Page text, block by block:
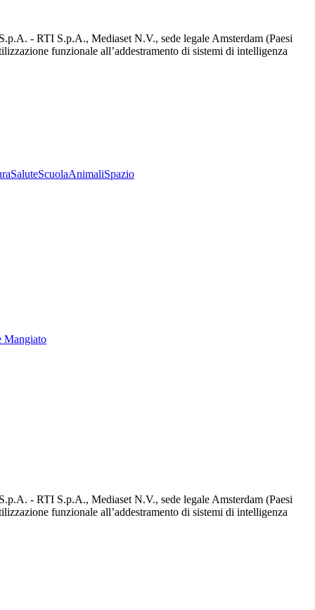
- RTI S.p.A., Mediaset N.V., sede legale Amsterdam (Paesi
funzionale all’addestramento di sistemi di intelligenza
SaluteScuolaAnimaliSpazio
Mangiato
- RTI S.p.A., Mediaset N.V., sede legale Amsterdam (Paesi
funzionale all’addestramento di sistemi di intelligenza